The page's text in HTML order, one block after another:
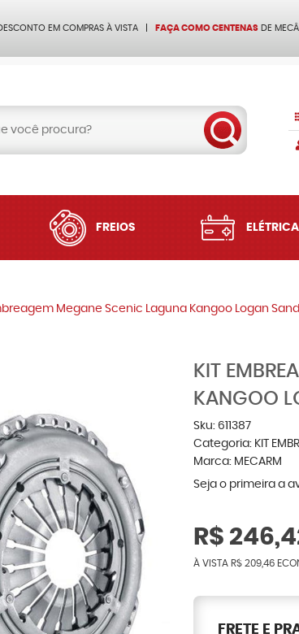
EM COMPRAS À VISTA FAÇA COMO CENTENAS DE
FREIOS ELÉTRICA
Megane Scenic Laguna Kangoo Logan
KIT
KANGOO
Sku: 611387
Categoria: KIT
Marca: MECARM
Seja o primeira a
R$
À VISTA R$ 209,46
FRETE E